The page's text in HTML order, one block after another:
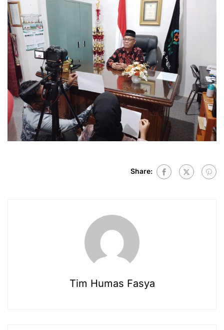
Share:
Tim Humas Fasya